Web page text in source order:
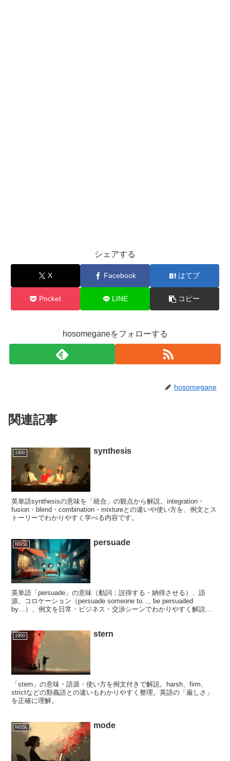
シェアする
X Facebook はてブ
Pocket LINE コピー
hosomeganeをフォローする
hosomegane
関連記事
1900 synthesis
英単語synthesisの意味を「統合」の観点から解説。integration・
fusion・blend・combination・mixtureとの違いや使い方を、例文とス
トーリーでわかりやすく学べる内容です。
NGSL persuade
英単語「persuade」の意味（動詞：説得する・納得させる）、語
源、コロケーション（persuade someone to…, be persuaded
by…）、例文を日常・ビジネス・交渉シーンでわかりやすく解説し
1900 stern
「stern」の意味・語源・使い方を例文付きで解説。harsh、firm、
strictなどの類義語との違いもわかりやすく整理。英語の「厳しさ」
を正確に理解。
NGSL mode